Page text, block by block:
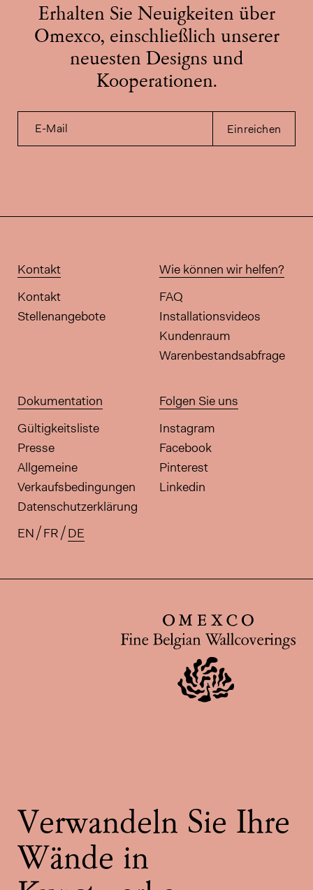
Erhalten Sie Neuigkeiten über
Omexco, einschließlich unserer
neuesten Designs und
Kooperationen.
E-Mail Einreichen
Kontakt
Kontakt
Stellenangebote
Wie können wir helfen?
FAQ
Installationsvideos
Kundenraum
Warenbestandsabfrage
Dokumentation
Gültigkeitsliste
Presse
Allgemeine
Verkaufsbedingungen
Datenschutzerklärung
Folgen Sie uns
Instagram
Facebook
Pinterest
Linkedin
Verfügbare Übersetzungen für
EN FR DE
Verwandeln Sie Ihre
Wände in